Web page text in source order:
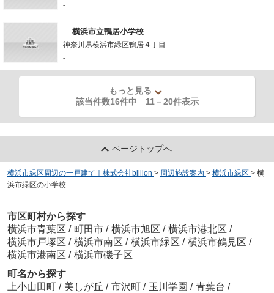
-
横浜市立鴨居小学校
神奈川県横浜市緑区鴨居４丁目
-
もっと見る
該当件数16件中 11 －20件表示
ページトップへ
横浜市緑区周辺の一戸建て｜株式会社billion > 周辺施設案内 > 横浜市緑区 > 横
浜市緑区の小学校
市区町村から探す
横浜市青葉区 / 町田市 / 横浜市旭区 / 横浜市港北区 /
横浜市戸塚区 / 横浜市南区 / 横浜市緑区 / 横浜市鶴見区 /
横浜市港南区 / 横浜市磯子区
町名から探す
上小山田町 / 美しが丘 / 市沢町 / 玉川学園 / 青葉台 /